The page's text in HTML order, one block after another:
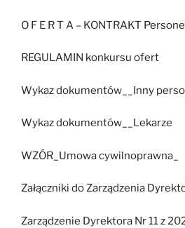
O F E R T A – KONTRAKT
REGULAMIN konkursu ofert
Wykaz dokumentów__Inny
Wykaz dokumentów_ _Lekarze
WZÓR_Umowa cywilnoprawna_
Załączniki do Zarządzenia
Zarządzenie Dyrektora Nr 11 z